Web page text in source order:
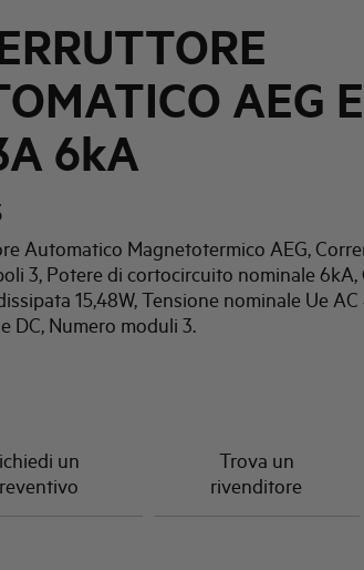
AEG
6kA
Automatico Magnetotermico AEG,
3, Potere di cortocircuito nominale
15,48W, Tensione nominale Ue
DC, Numero moduli 3.
un
Trova un
rivenditore